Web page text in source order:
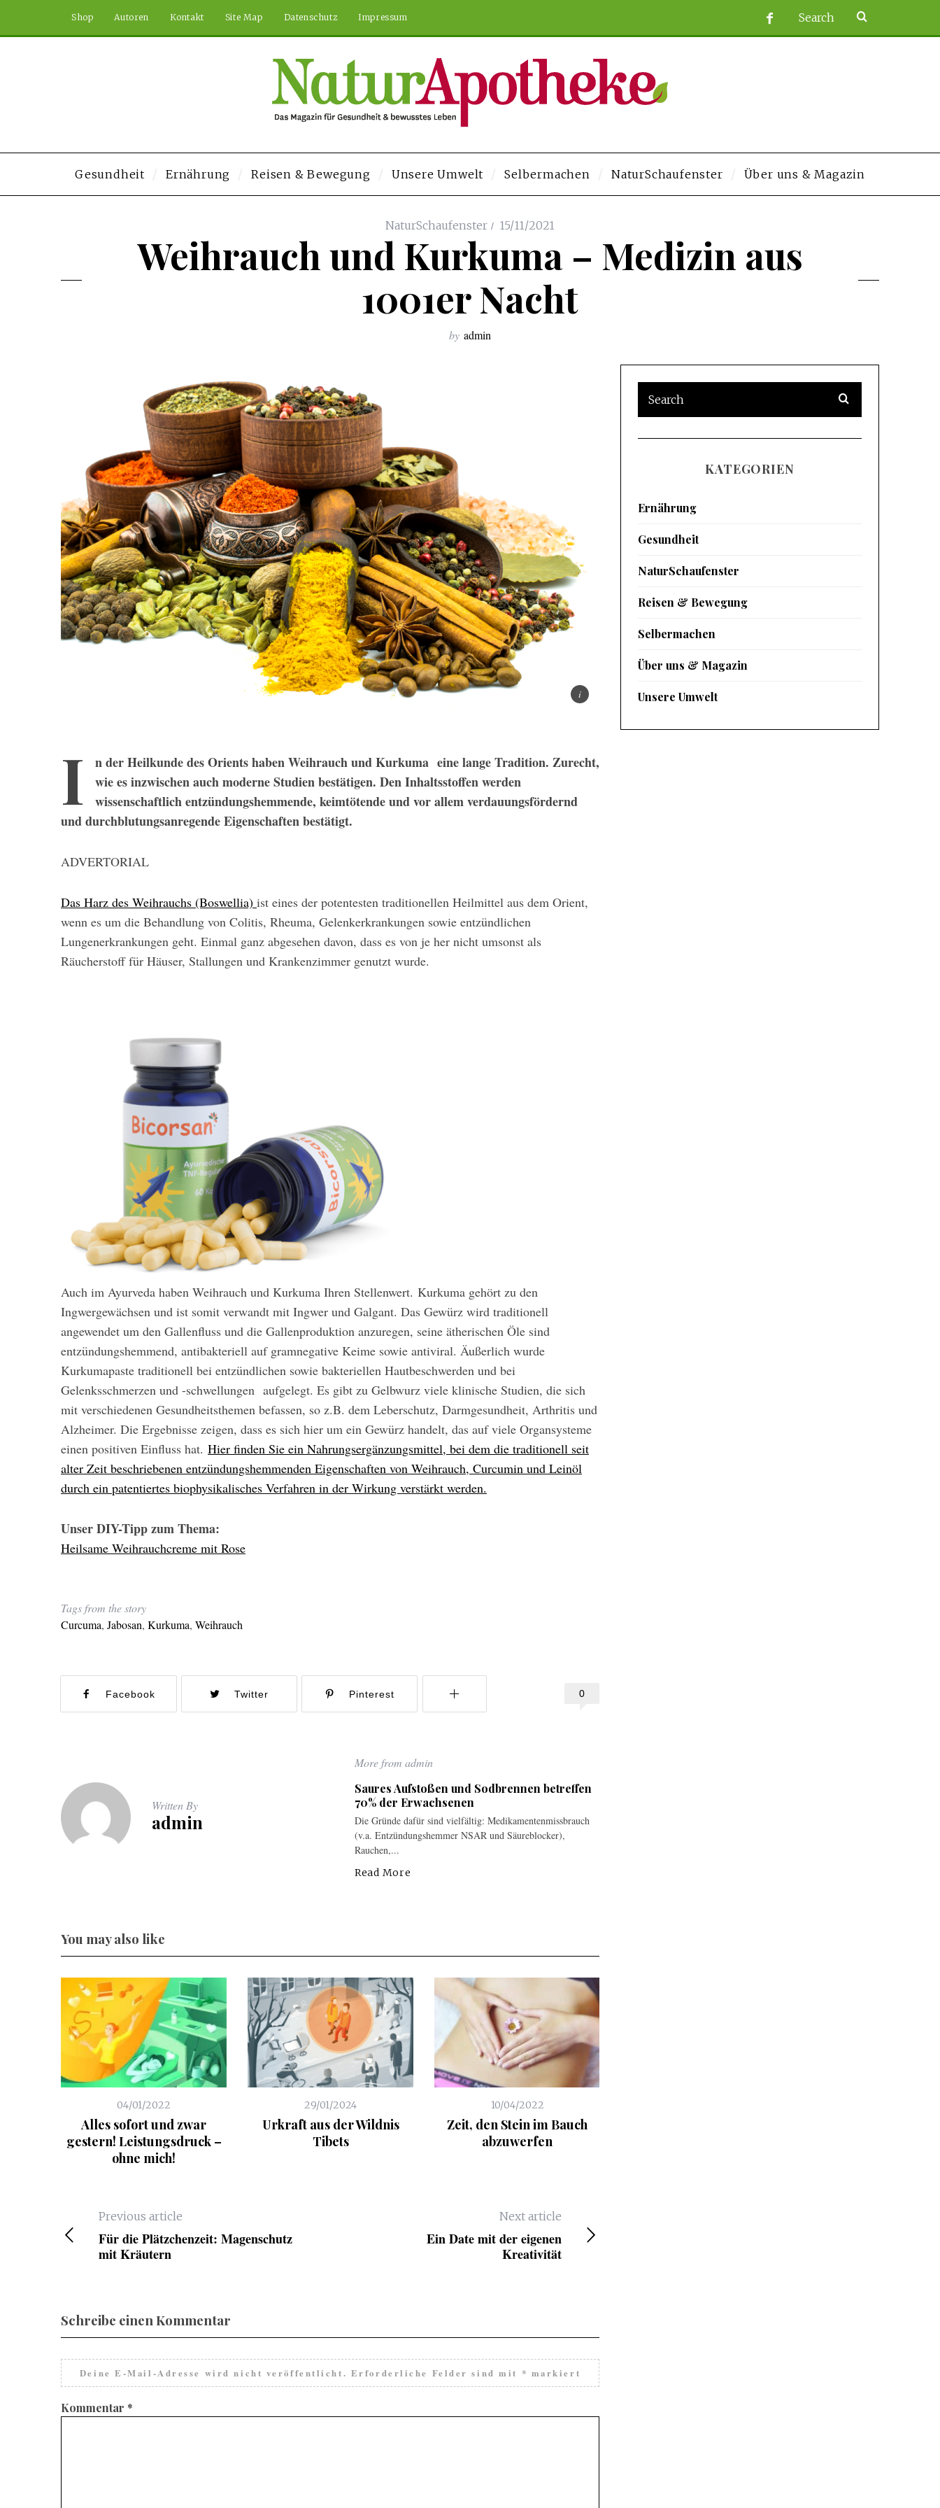
Shop Autoren Kontakt Site Map Datenschutz Impressum
Gesundheit Ernährung Reisen & Bewegung Unsere Umwelt Selbermachen NaturSchaufenster Über uns & Magazin
Deneme Bonusu Veren Sitelerhttps://elysium-studios.com/
NaturSchaufenster 15/11/2021
Weihrauch und Kurkuma – Medizin aus
1001er Nacht
by admin
I
n der Heilkunde des Orients haben Weihrauch und Kurkuma eine lange Tra­dition. Zurecht,
wie es inzwischen auch moderne Studien bestätigen. Den Inhaltsstoffen werden
wissenschaftlich entzündungshemmende, keim­tötende und vor allem verdauungsför­dernd
und durchblutungsanregende Eigenschaften bestätigt.
ADVERTORIAL
Das Harz des Weihrauchs (Bos­wellia) ist eines der potentes­ten traditionellen Heilmittel aus dem Orient,
wenn es um die Behandlung von Colitis, Rheuma, Gelenkerkrankungen sowie entzündlichen
Lungenerkrankungen geht. Einmal ganz abgesehen davon, dass es von je her nicht umsonst als
Räucherstoff für Häuser, Stallungen und Krankenzimmer genutzt wurde.
Auch im Ayurveda haben Weihrauch und Kurkuma Ihren Stellenwert. Kurkuma gehört zu den
Ingwergewächsen und ist somit verwandt mit Ingwer und Galgant. Das Gewürz wird traditionell
angewendet um den Gallenfluss und die Gallenproduktion anzuregen, seine ätherischen Öle sind
entzündungshemmend, antibakteriell auf gramnegative Keime sowie antiviral. Äußerlich wurde
Kurkumapaste traditionell bei entzündlichen sowie bakteriellen Hautbeschwerden und bei
Gelenksschmerzen und -schwellungen aufgelegt. Es gibt zu Gelbwurz viele klinische Studien, die sich
mit verschiedenen Gesundheitsthemen befassen, so z.B. dem Leberschutz, Darmgesundheit, Arthritis und
Alzheimer. Die Ergebnisse zeigen, dass es sich hier um ein Gewürz handelt, das auf viele Organsysteme
einen positiven Einfluss hat. Hier finden Sie ein Nahrungsergänzungsmittel, bei dem die traditionell seit
alter Zeit beschriebenen entzündungshemmenden Eigenschaften von Weihrauch, Curcumin und Leinöl
durch ein patentiertes biophysikalisches Verfahren in der Wirkung verstärkt werden.
Unser DIY-Tipp zum Thema:
Heilsame Weihrauchcreme mit Rose
Tags from the story
Curcuma, Jabosan, Kurkuma, Weihrauch
0
Facebook Twitter Pinterest
Written By
admin
More from admin
Saures Aufstoßen und Sodbrennen betreffen
70% der Erwachsenen
Die Gründe dafür sind vielfältig: Medikamentenmissbrauch
(v.a. Entzündungshemmer NSAR und Säureblocker),
Rauchen,...
Read More
You may also like
04/01/2022
Alles sofort und zwar
gestern! Leistungsdruck –
ohne mich!
29/01/2024
Urkraft aus der Wildnis
Tibets
10/04/2022
Zeit, den Stein im Bauch
abzuwerfen
Previous article
Für die Plätzchenzeit: Magenschutz
mit Kräutern
Next article
Ein Date mit der eigenen
Kreativität
Schreibe einen Kommentar
Deine E-Mail-Adresse wird nicht veröffentlicht. Erforderliche Felder sind mit * markiert
Kommentar *
KATEGORIEN
Ernährung
Gesundheit
NaturSchaufenster
Reisen & Bewegung
Selbermachen
Über uns & Magazin
Unsere Umwelt